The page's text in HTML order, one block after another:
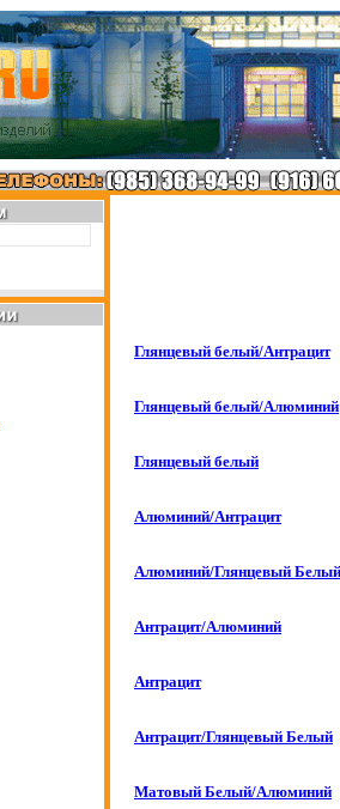
Глянцевый белый/Антрацит
Глянцевый белый/Алюминий
Глянцевый белый
Алюминий/Антрацит
Алюминий/Глянцевый Белый
Антрацит/Алюминий
Антрацит
Антрацит/Глянцевый Белый
Матовый Белый/Алюминий